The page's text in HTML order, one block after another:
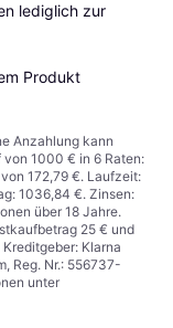
lediglich zur
Produkt
Anzahlung kann
1000 € in 6 Raten:
172,79 €. Laufzeit:
1036,84 €. Zinsen:
über 18 Jahre.
25 € und
Klarna
Reg. Nr.: 556737-
unter